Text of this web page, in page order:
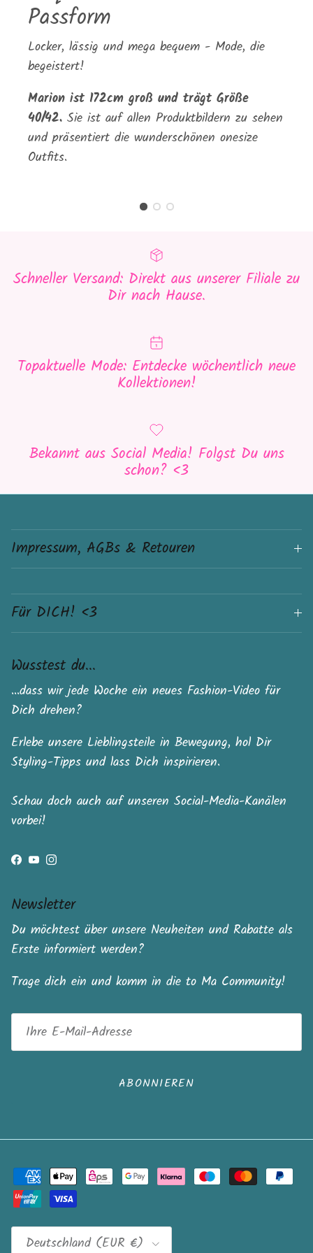
Passform
Locker, lässig und mega bequem - Mode, die
begeistert!
Marion ist 172cm groß und trägt Größe
40/42. Sie ist auf allen Produktbildern zu sehen
und präsentiert die wunderschönen onesize
Outfits.
Schneller Versand: Direkt aus unserer Filiale zu
Dir nach Hause.
Topaktuelle Mode: Entdecke wöchentlich neue
Kollektionen!
Bekannt aus Social Media! Folgst Du uns
schon? <3
Impressum, AGBs & Retouren
Für DICH! <3
Wusstest du...
...dass wir jede Woche ein neues Fashion-Video für
Dich drehen?
Erlebe unsere Lieblingsteile in Bewegung, hol Dir
Styling-Tipps und lass Dich inspirieren.
Schau doch auch auf unseren Social-Media-Kanälen
vorbei!
Facebook
YouTubeInstagram
Newsletter
Du möchtest über unsere Neuheiten und Rabatte als
Erste informiert werden?
Trage dich ein und komm in die to Ma Community!
ABONNIEREN
Land/Region
Deutschland (EUR €)